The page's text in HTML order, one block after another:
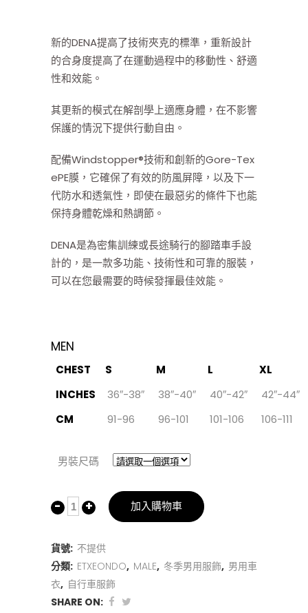
新的DENA提高了技術夾克的標準，重新設計
的合身度提高了在運動過程中的移動性、舒適
性和效能。
其更新的模式在解剖學上適應身體，在不影響
保護的情況下提供行動自由。
配備Windstopper®技術和創新的Gore-Tex
ePE膜，它確保了有效的防風屏障，以及下一
代防水和透氣性，即使在最惡劣的條件下也能
保持身體乾燥和熱調節。
DENA是為密集訓練或長途騎行的腳踏車手設
計的，是一款多功能、技術性和可靠的服裝，
可以在您最需要的時候發揮最佳效能。
MEN
CHEST S M L
XL
INCHES
36″-38″ 38″-40″ 40″-42″
42″-44″
CM
91-96 96-101 101-106 106-111
男裝尺碼
加入購物車
貨號: 不提供
分類: ETXEONDO, MALE, 冬季男用服飾, 男用車
衣, 自行車服飾
SHARE ON: